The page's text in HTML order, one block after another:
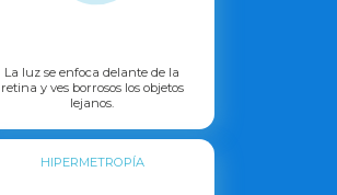
La luz se enfoca delante de la
retina y ves borrosos los objetos
lejanos.
HIPERMETROPÍA